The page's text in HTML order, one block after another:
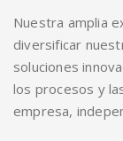
Nuestra amplia
diversificar
soluciones
los procesos y
empresa,